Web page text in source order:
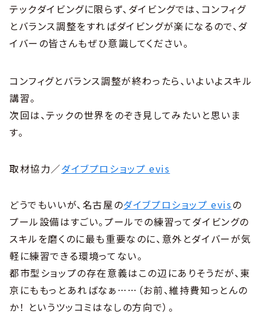
テックダイビングに限らず、ダイビングでは、コンフィグ
とバランス調整をすればダイビングが楽になるので、ダ
イバーの皆さんもぜひ意識してください。
コンフィグとバランス調整が終わったら、いよいよスキル
講習。
次回は、テックの世界をのぞき見してみたいと思いま
す。
取材協力／ダイブプロショップ evis
どうでもいいが、名古屋のダイブプロショップ evisの
プール設備はすごい。プールでの練習ってダイビングの
スキルを磨くのに最も重要なのに、意外とダイバーが気
軽に練習できる環境ってない。
都市型ショップの存在意義はこの辺にありそうだが、東
京にももっとあればなぁ……（お前、維持費知っとんの
か！ というツッコミはなしの方向で）。